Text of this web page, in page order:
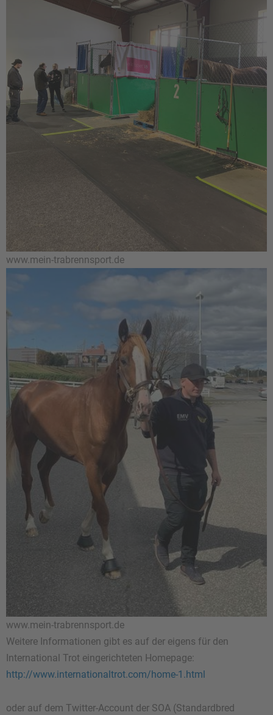
www.mein-trabrennsport.de
www.mein-trabrennsport.de
Weitere Informationen gibt es auf der eigens für den
International Trot eingerichteten Homepage:
http://www.internationaltrot.com/home-1.html
oder auf dem Twitter-Account der SOA (Standardbred